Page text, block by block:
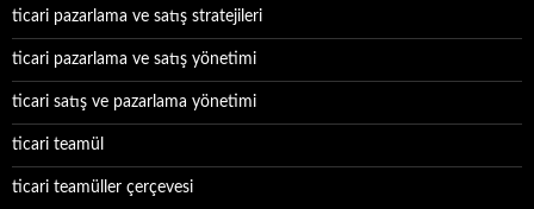
ticari pazarlama ve satış stratejileri
ticari pazarlama ve satış yönetimi
ticari satış ve pazarlama yönetimi
ticari teamül
ticari teamüller çerçevesi